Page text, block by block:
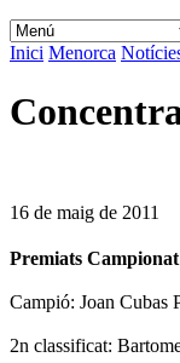
Inici Menorca
16 de maig de 2011
Premiats
Campió: Joan Cubas
2n classificat: